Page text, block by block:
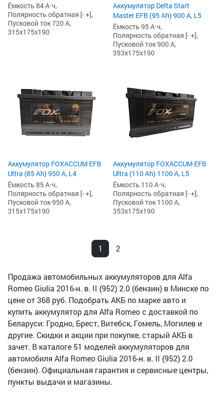
Ёмкость 84 А·ч,
Полярность обратная [- +],
Пусковой ток 720 А,
315x175x190
Аккумулятор Delta Start
Master EFB (95 Ah) 900 А, L5
Ёмкость 95 А·ч,
Полярность обратная [- +],
Пусковой ток 900 А,
353x175x190
Аккумулятор FOXACCUM EFB
Ultra (85 Ah) 950 А, L4
Ёмкость 85 А·ч,
Полярность обратная [- +],
Пусковой ток 950 А,
315x175x190
Аккумулятор FOXACCUM EFB
Ultra (110 Ah) 1100 А, L5
Ёмкость 110 А·ч,
Полярность обратная [- +],
Пусковой ток 1100 А,
353x175x190
1 2
Продажа автомобильных аккумуляторов для Alfa
Romeo Giulia 2016-н. в. II (952) 2.0 (бензин) в Минске по
цене от 368 руб. Подобрать АКБ по марке авто и
купить аккумулятор для Alfa Romeo с доставкой по
Беларуси: Гродно, Брест, Витебск, Гомель, Могилев и
другие. Скидки и акции при покупке, старый АКБ в
зачет. В каталоге 51 моделей аккумуляторов для
автомобиля Alfa Romeo Giulia 2016-н. в. II (952) 2.0
(бензин). Официальная гарантия и сервисные центры,
пункты выдачи и магазины.